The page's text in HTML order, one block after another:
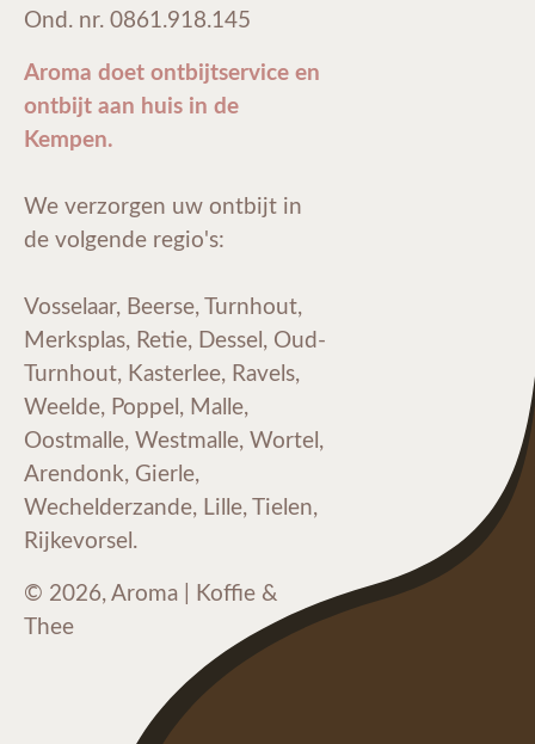
Ond. nr. 0861.918.145
Aroma doet ontbijtservice en
ontbijt aan huis in de
Kempen.
We verzorgen uw ontbijt in
de volgende regio's:
Vosselaar, Beerse, Turnhout,
Merksplas, Retie, Dessel, Oud-
Turnhout, Kasterlee, Ravels,
Weelde, Poppel, Malle,
Oostmalle, Westmalle, Wortel,
Arendonk, Gierle,
Wechelderzande, Lille, Tielen,
Rijkevorsel.
© 2026, Aroma | Koffie &
Thee